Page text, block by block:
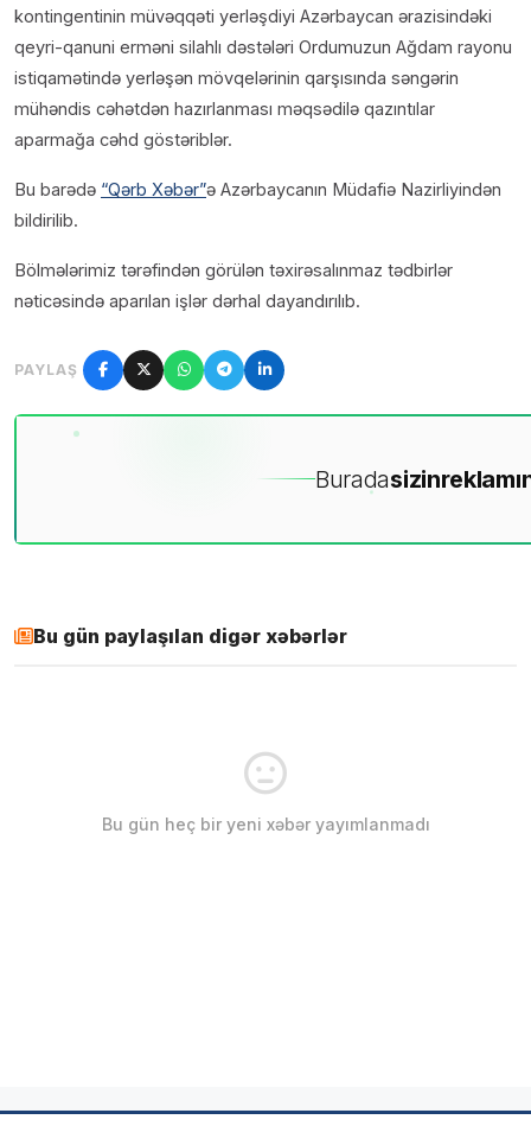
kontingentinin müvəqqəti yerləşdiyi Azərbaycan ərazisindəki
qeyri-qanuni erməni silahlı dəstələri Ordumuzun Ağdam rayonu
istiqamətində yerləşən mövqelərinin qarşısında səngərin
mühəndis cəhətdən hazırlanması məqsədilə qazıntılar
aparmağa cəhd göstəriblər.
Bu barədə “Qərb Xəbər”ə Azərbaycanın Müdafiə Nazirliyindən
bildirilib.
Bölmələrimiz tərəfindən görülən təxirəsalınmaz tədbirlər
nəticəsində aparılan işlər dərhal dayandırılıb.
PAYLAŞ
Buradasizin
Bu gün paylaşılan digər xəbərlər
Bu gün heç bir yeni xəbər yayımlanmadı